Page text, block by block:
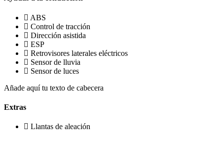
ABS
Control de tracción
Dirección asistida
ESP
Retrovisores laterales eléctricos
Sensor de lluvia
Sensor de luces
Añade aquí tu texto de cabecera
Extras
Llantas de aleación